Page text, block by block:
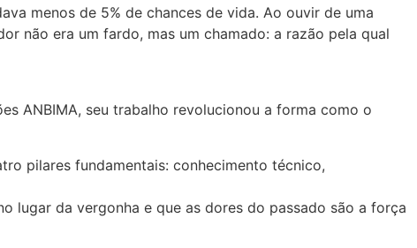
menos de 5% de chances de vida. Ao ouvir de uma
não era um fardo, mas um chamado: a razão pela qual
ANBIMA, seu trabalho revolucionou a forma como o
pilares fundamentais: conhecimento técnico,
lugar da vergonha e que as dores do passado são a força